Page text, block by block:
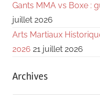
Gants MMA vs Boxe :
juillet 2026
Arts Martiaux
2026 21 juillet 2026
Archives